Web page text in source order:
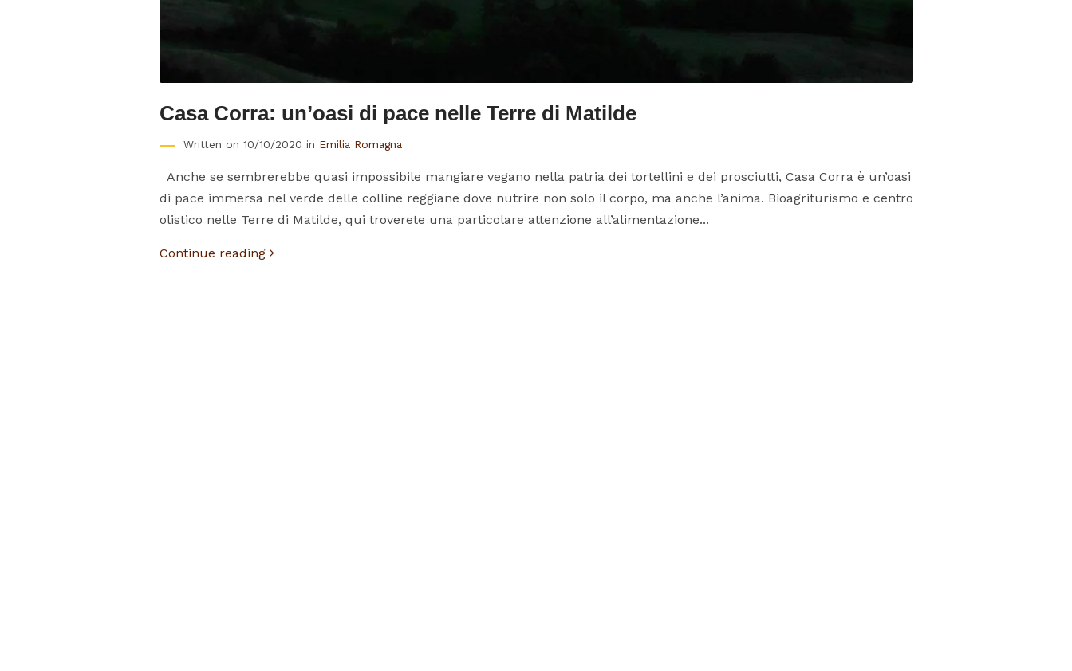
Casa Corra: un’oasi di pace nelle Terre di Matilde
Written on 10/10/2020 in Emilia Romagna
Anche se sembrerebbe quasi impossibile mangiare vegano nella patria dei tortellini e dei prosciutti, Casa Corra è un’oasi
di pace immersa nel verde delle colline reggiane dove nutrire non solo il corpo, ma anche l’anima. Bioagriturismo e centro
olistico nelle Terre di Matilde, qui troverete una particolare attenzione all’alimentazione...
Continue reading